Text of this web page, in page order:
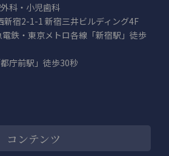
科・小児歯科
宿2-1-1 新宿三井ビルディング4F
鉄・東京メトロ各線「新宿駅」徒歩
庁前駅」徒歩30秒
コンテンツ